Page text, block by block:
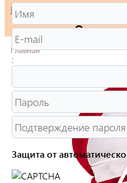
РАСПРОДАЖА
Главная
:
Защита от